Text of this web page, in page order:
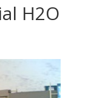
H2O